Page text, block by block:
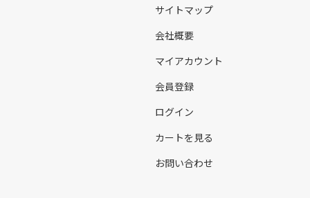
サイトマップ
会社概要
マイアカウント
会員登録
ログイン
カートを見る
お問い合わせ